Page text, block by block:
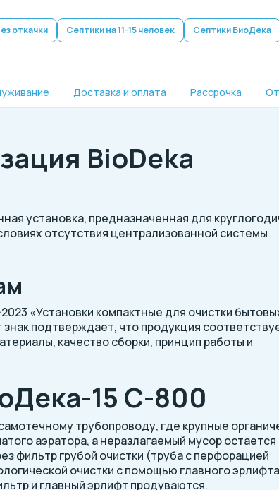
откачки Септики на 11-15 человек Септики БиоДека
Доставка и оплата Рассрочка
BioDeka
установка, предназначенная для
отсутствия централизованной системы
«Установки компактные для очистки
подтверждает, что продукция
качество сборки, принцип работы и
15 C-800
трубопроводу, где крупные
аэратора, а неразлагаемый мусор остается
фильтр грубой очистки (труба с перфорацией
очистки с помощью главного
и главный эрлифт продуваются.